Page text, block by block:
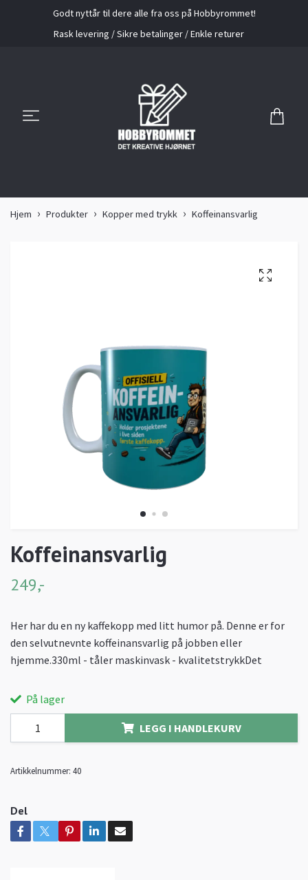
Godt nyttår til dere alle fra oss på Hobbyrommet!
Rask levering / Sikre betalinger / Enkle returer
Hjem Produkter Kopper med trykk Koffeinansvarlig
Koffeinansvarlig
249,-
Her har du en ny kaffekopp med litt humor på. Denne er for
den selvutnevnte koffeinansvarlig på jobben eller
hjemme.330ml - tåler maskinvask - kvalitetstrykkDet
På lager
LEGG I HANDLEKURV
Artikkelnummer: 40
Del